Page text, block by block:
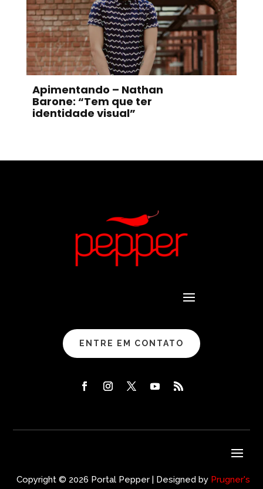
Apimentando – Nathan
Barone: “Tem que ter
identidade visual”
ENTRE EM CONTATO
Copyright © 2026 Portal Pepper | Designed by Prugner's